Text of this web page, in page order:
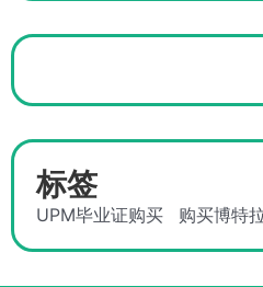
标签
UPM毕业证购买 购买博特